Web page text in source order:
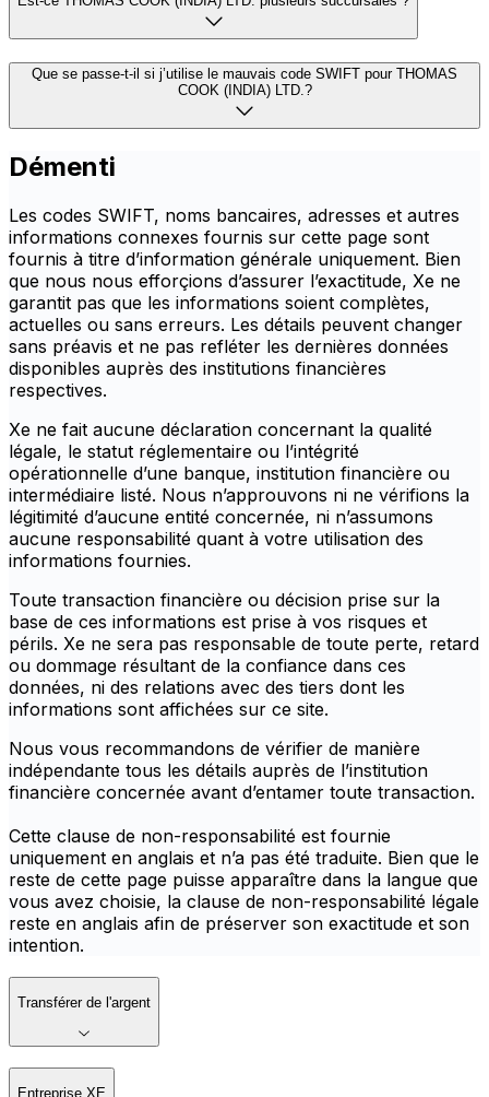
Que se passe-t-il si j’utilise le mauvais code SWIFT pour THOMAS
COOK (INDIA) LTD.?
Démenti
Les codes SWIFT, noms bancaires, adresses et autres
informations connexes fournis sur cette page sont
fournis à titre d’information générale uniquement. Bien
que nous nous efforçions d’assurer l’exactitude, Xe ne
garantit pas que les informations soient complètes,
actuelles ou sans erreurs. Les détails peuvent changer
sans préavis et ne pas refléter les dernières données
disponibles auprès des institutions financières
respectives.
Xe ne fait aucune déclaration concernant la qualité
légale, le statut réglementaire ou l’intégrité
opérationnelle d’une banque, institution financière ou
intermédiaire listé. Nous n’approuvons ni ne vérifions la
légitimité d’aucune entité concernée, ni n’assumons
aucune responsabilité quant à votre utilisation des
informations fournies.
Toute transaction financière ou décision prise sur la
base de ces informations est prise à vos risques et
périls. Xe ne sera pas responsable de toute perte, retard
ou dommage résultant de la confiance dans ces
données, ni des relations avec des tiers dont les
informations sont affichées sur ce site.
Nous vous recommandons de vérifier de manière
indépendante tous les détails auprès de l’institution
financière concernée avant d’entamer toute transaction.
Cette clause de non-responsabilité est fournie
uniquement en anglais et n’a pas été traduite. Bien que le
reste de cette page puisse apparaître dans la langue que
vous avez choisie, la clause de non-responsabilité légale
reste en anglais afin de préserver son exactitude et son
intention.
Transférer de l'argent
Entreprise XE